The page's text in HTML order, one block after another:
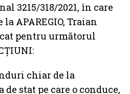
3215/318/2021, în care
APAREGIO, Traian
pentru următorul
chiar de la
de stat pe care o conduce,